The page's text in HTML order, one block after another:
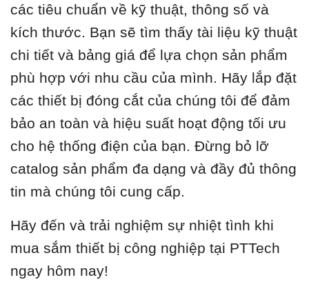
các tiêu chuẩn về kỹ thuật, thông số và
kích thước. Bạn sẽ tìm thấy tài liệu kỹ thuật
chi tiết và bảng giá để lựa chọn sản phẩm
phù hợp với nhu cầu của mình. Hãy lắp đặt
các thiết bị đóng cắt của chúng tôi để đảm
bảo an toàn và hiệu suất hoạt động tối ưu
cho hệ thống điện của bạn. Đừng bỏ lỡ
catalog sản phẩm đa dạng và đầy đủ thông
tin mà chúng tôi cung cấp.
Hãy đến và trải nghiệm sự nhiệt tình khi
mua sắm thiết bị công nghiệp tại PTTech
ngay hôm nay!